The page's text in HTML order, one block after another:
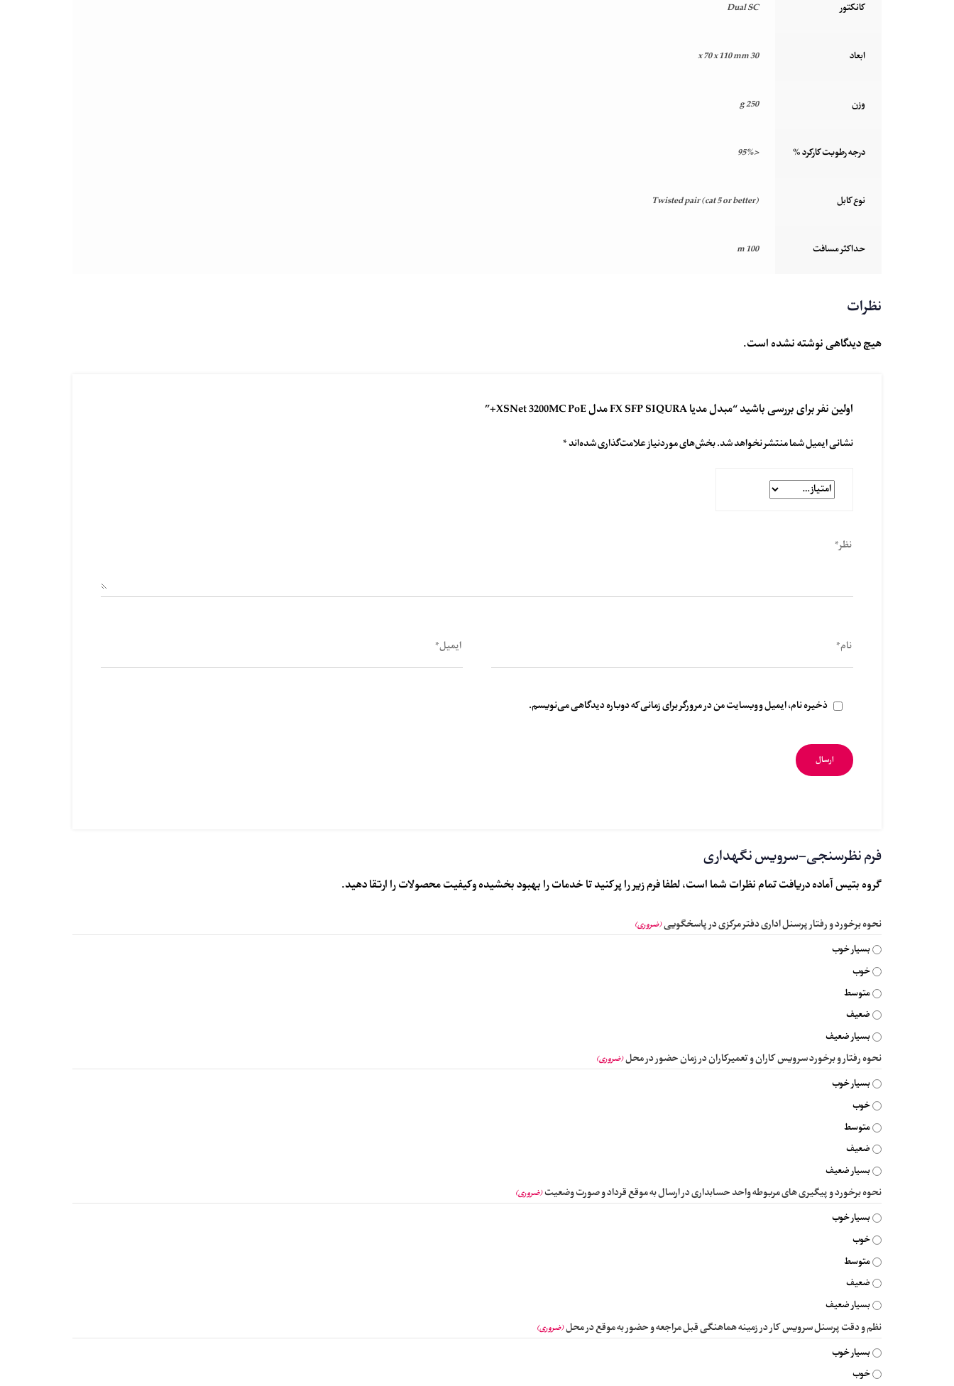
کانکتور Dual SC
ابعاد 30 x 70 x 110 mm
وزن 250 g
درجه رطوبت کارکرد % <95%
نوع کابل Twisted pair (cat 5 or better)
حداکثر مسافت 100 m
نظرات
هیچ دیدگاهی نوشته نشده است.
اولین نفر برای بررسی باشید “مبدل مدیا FX SFP SIQURA مدل XSNet 3200MC PoE+”
نشانی ایمیل شما منتشر نخواهد شد.بخش‌های موردنیاز علامت‌گذاری شده‌اند*
ذخیره نام، ایمیل و وبسایت من در مرورگر برای زمانی که دوباره دیدگاهی می‌نویسم.
فرم نظرسنجی-سرویس نگهداری
گروه بتیس آماده دریافت تمام نظرات شما است، لطفا فرم زیر را پر کنید تا خدمات را بهبود بخشیده و کیفیت محصولات را ارتقا دهید.
نحوه برخورد و رفتار پرسنل اداری دفتر مرکزی در پاسخگویی(ضروری)
بسیار خوب
خوب
متوسط
ضعیف
بسیار ضعیف
نحوه رفتار و برخورد سرویس کاران و تعمیرکاران در زمان حضور در محل(ضروری)
بسیار خوب
خوب
متوسط
ضعیف
بسیار ضعیف
نحوه برخورد و پیگیری های مربوطه واحد حسابداری در ارسال به موقع قرداد و صورت وضعیت(ضروری)
بسیار خوب
خوب
متوسط
ضعیف
بسیار ضعیف
نظم و دقت پرسنل سرویس کار در زمینه هماهنگی قبل مراجعه و حضور به موقع در محل(ضروری)
بسیار خوب
خوب